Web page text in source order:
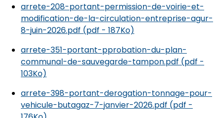
arrete-208-portant-permission-de-voirie-et-
modification-de-la-circulation-entreprise-agur-
8-juin-2026.pdf (pdf - 187Ko)
arrete-351-portant-pprobation-du-plan-
communal-de-sauvegarde-tampon.pdf (pdf -
103Ko)
arrete-398-portant-derogation-tonnage-pour-
vehicule-butagaz-7-janvier-2026.pdf (pdf -